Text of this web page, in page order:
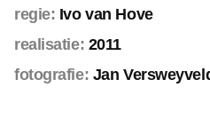
regie: Ivo van Hove
realisatie: 2011
fotografie: Jan